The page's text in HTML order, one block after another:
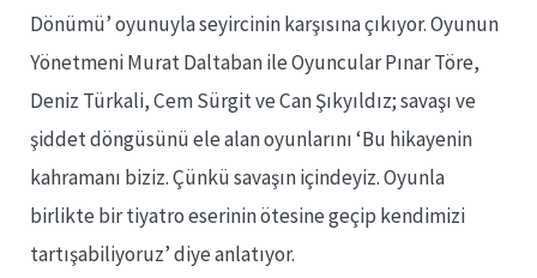
Dönümü’ oyunuyla seyircinin karşısına çıkıyor. Oyunun
Yönetmeni Murat Daltaban ile Oyuncular Pınar Töre,
Deniz Türkali, Cem Sürgit ve Can Şıkyıldız; savaşı ve
şiddet döngüsünü ele alan oyunlarını ‘Bu hikayenin
kahramanı biziz. Çünkü savaşın içindeyiz. Oyunla
birlikte bir tiyatro eserinin ötesine geçip kendimizi
tartışabiliyoruz’ diye anlatıyor.